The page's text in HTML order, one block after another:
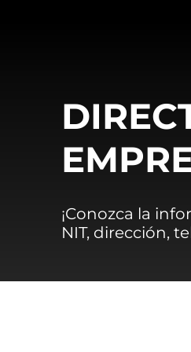
¡Conozca la
NIT, dirección,